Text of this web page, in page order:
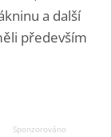
a další
především